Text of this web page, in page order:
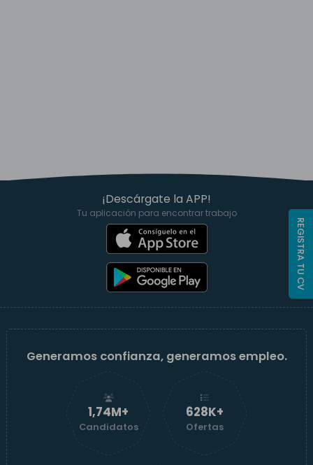
¡Descárgate la APP!
Tu aplicación para encontrar trabajo
Generamos confianza, generamos empleo.
1,74M+
Candidatos
629K+
Ofertas
REGISTRA TU CV